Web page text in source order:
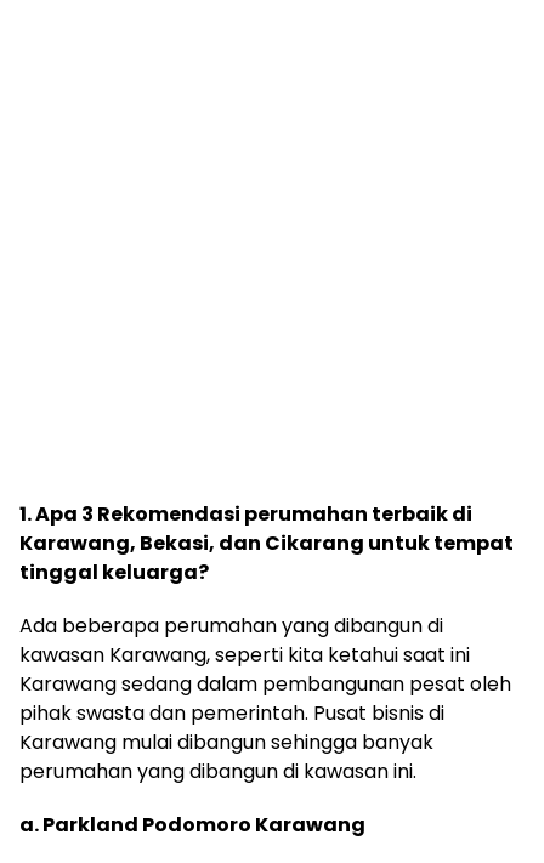
1. Apa 3 Rekomendasi perumahan terbaik di
Karawang, Bekasi, dan Cikarang untuk tempat
tinggal keluarga?
Ada beberapa perumahan yang dibangun di
kawasan Karawang, seperti kita ketahui saat ini
Karawang sedang dalam pembangunan pesat oleh
pihak swasta dan pemerintah. Pusat bisnis di
Karawang mulai dibangun sehingga banyak
perumahan yang dibangun di kawasan ini.
a. Parkland Podomoro Karawang